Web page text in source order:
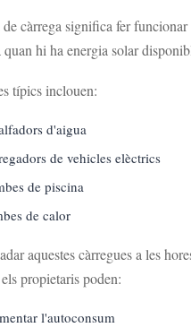
càrrega significa fer funcionar
quan hi ha energia solar
típics inclouen:
d'aigua
de vehicles elèctrics
de piscina
de calor
aquestes càrregues a les
propietaris poden:
l'autoconsum